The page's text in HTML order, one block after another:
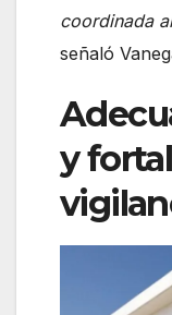
coordinada
señaló
y